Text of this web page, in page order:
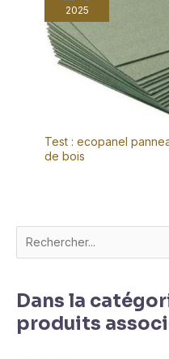
2025
Test : ecopanel
de bois
Dans la
produits